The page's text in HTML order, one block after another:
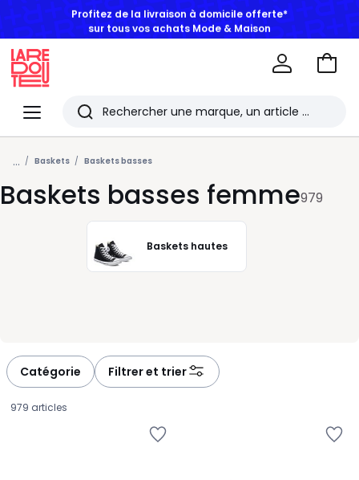
BONS PLANS | Jusqu'à -50% dès 2 articles*
Menu
Redoute
Rechercher
Les
derniers
articles
consultés
Aller
... Baskets Baskets basses
Baskets basses femme979
Baskets hautes
Catégorie Filtrer et trier
979 articles